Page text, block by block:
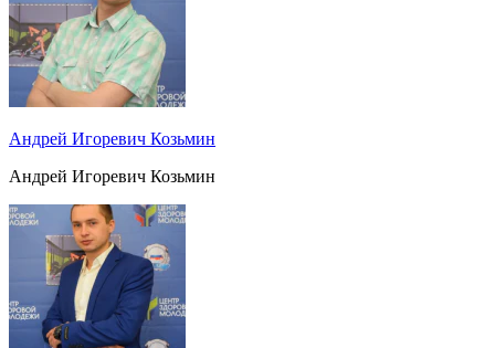
Андрей Игоревич Козьмин
Андрей Игоревич Козьмин